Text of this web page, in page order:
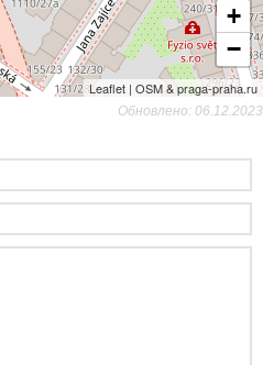
+
−
Leaflet | OSM & praga-praha.ru
Обновлено: 06.12.2023